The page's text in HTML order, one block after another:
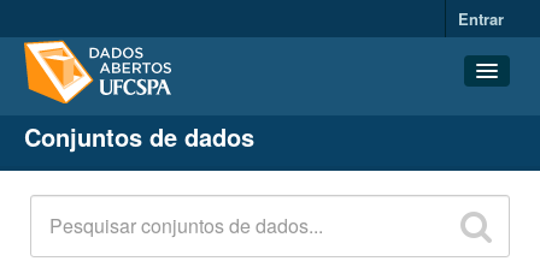
Entrar
Conjuntos de dados
Organizações
Grupos
Sobre
Conjuntos de dados